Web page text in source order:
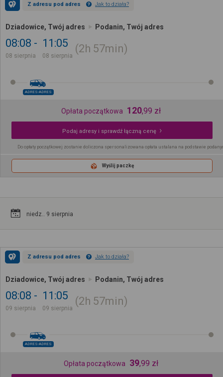
Z adresu pod adres Jak to działa?
Dziadowice, Twój adres Podanin, Twój adres
08:08
08 sierpnia
11:05
08 sierpnia
2h 57min
ADRES-ADRES
Opłata początkowa 120,99 zł
Podaj adresy i sprawdź łączną cenę
Do opłaty początkowej zostanie doliczona spersonalizowana opłata ustalana na podstawie
Wyślij paczkę
niedz.. 9 sierpnia
Z adresu pod adres Jak to działa?
Dziadowice, Twój adres Podanin, Twój adres
08:08
09 sierpnia
11:05
09 sierpnia
2h 57min
ADRES-ADRES
Opłata początkowa 39,99 zł